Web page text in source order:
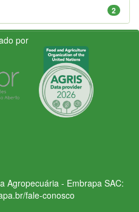
2
por
Agropecuária - Embrapa SAC:
fale-conosco